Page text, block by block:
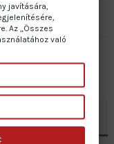
javítására,
Az „Összes
való